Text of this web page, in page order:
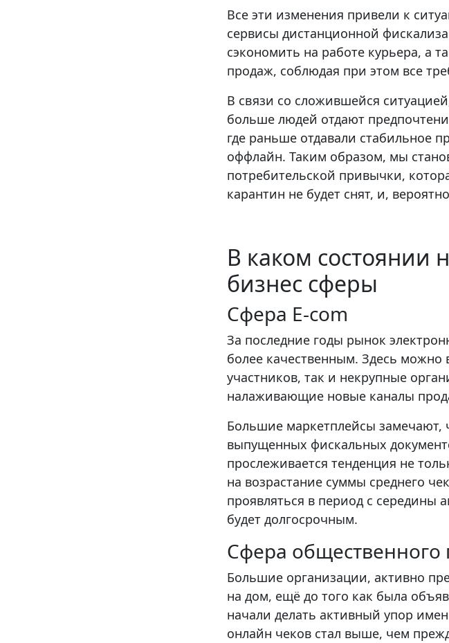
Все эти изменения привели к
сервисы дистанционной
сэкономить на работе курьера, а
продаж, соблюдая при этом все
В связи со сложившейся
больше людей отдают
где раньше отдавали стабильное
оффлайн. Таким образом, мы
потребительской привычки,
карантин не будет снят, и,
В каком состоянии
бизнес сферы
Сфера E-com
За последние годы рынок
более качественным. Здесь можно
участников, так и некрупные
налаживающие новые каналы
Большие маркетплейсы замечают,
выпущенных фискальных
прослеживается тенденция не
на возрастание суммы среднего
проявляться в период с середины
будет долгосрочным.
Сфера общественного
Большие организации, активно
на дом, ещё до того как была
начали делать активный упор
онлайн чеков стал выше, чем